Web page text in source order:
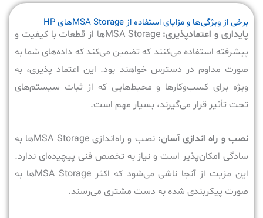
برخی از ویژگی‌ها و مزایای استفاده از MSA Storageهای HP
پایداری و اعتماد‌پذیری:
MSA Storage‌ها از قطعات با کیفیت و
پیشرفته استفاده می‌کنند که تضمین می‌کند که داده‌های شما به
صورت مداوم در دسترس خواهند بود. این اعتماد‌ پذیری، به
ویژه برای کسب‌وکارها و محیط‌هایی که از ثبات سیستم‌های
تحت تأثیر قرار می‌گیرند، بسیار مهم است.
نصب و راه اندازی آسان:
نصب و راه‌اندازی MSA Storage‌ها به
سادگی امکان‌پذیر است و نیاز به تخصص فنی پیچیده‌ای ندارد.
این مزیت از آنجا ناشی می‌شود که اکثر MSA Storage‌ها به
صورت پیکربندی شده به دست مشتری می‌رسند.